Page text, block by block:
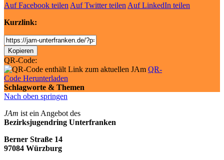
Auf Facebook teilen Auf Twitter teilen Auf LinkedIn teilen
Kurzlink:
Shortlink
Kopieren
QR-Code:
QR-
Code Herunterladen
Schlagworte & Themen
Nach oben springen
JAm ist ein Angebot des
Bezirksjugendring Unterfranken
Berner Straße 14
97084 Würzburg